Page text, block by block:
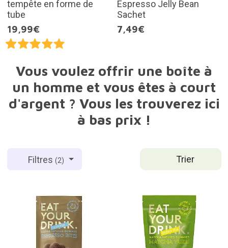
tempête en forme de
tube
19,99€
Espresso Jelly Bean
Sachet
7,49€
Vous voulez offrir une boîte à
un homme et vous êtes à court
d'argent ? Vous les trouverez ici
à bas prix !
Trier
Filtres(2)